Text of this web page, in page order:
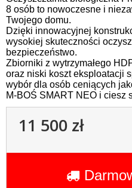
8 osób to nowoczesne i
Twojego domu.
Dzięki innowacyjnej
wysokiej skuteczności
bezpieczeństwo.
Zbiorniki z wytrzymałego
oraz niski koszt eksploatacji
wybór dla osób ceniących
M-BOŚ SMART NEO i ciesz
11 500 zł